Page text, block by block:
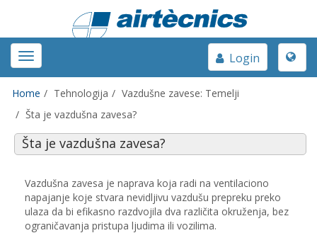
Toggle
navigation
Toggle
Login
Home Tehnologija
Vazdušne zavese: Temelji
Šta je vazdušna zavesa?
Šta je vazdušna zavesa?
Vazdušna zavesa je naprava koja radi na ventilaciono
napajanje koje stvara nevidljivu vazdušu prepreku preko
ulaza da bi efikasno razdvojila dva različita okruženja, bez
ograničavanja pristupa ljudima ili vozilima.